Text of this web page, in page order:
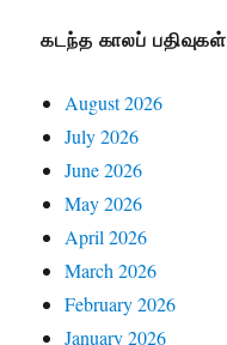
கடந்த காலப் பதிவுகள்
August 2026
July 2026
June 2026
May 2026
April 2026
March 2026
February 2026
January 2026